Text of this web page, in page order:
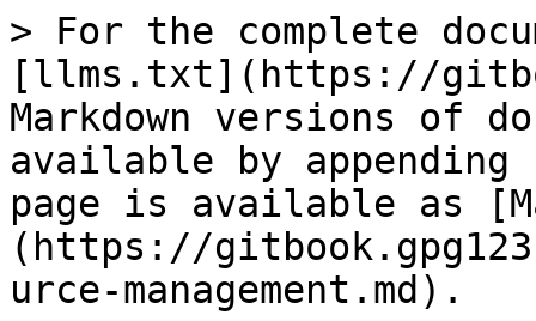
> For the complete
[llms.txt](https://
Markdown versions of
available by
page is available as
(https://
urce-management.md).